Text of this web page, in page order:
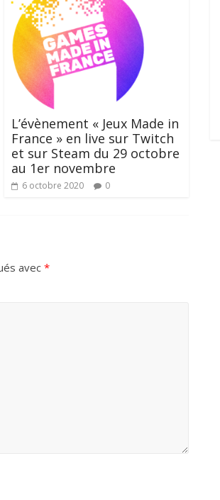
L’évènement « Jeux Made in
France » en live sur Twitch
et sur Steam du 29 octobre
au 1er novembre
6 octobre 2020 0
avec *